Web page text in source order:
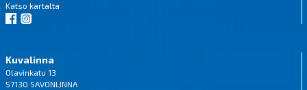
Katso kartalta
Kuvalinna
Olavinkatu 13
57130 SAVONLINNA